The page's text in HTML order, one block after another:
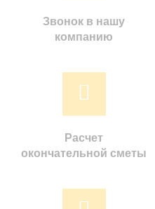
Звонок в нашу
компанию
Расчет
окончательной сметы